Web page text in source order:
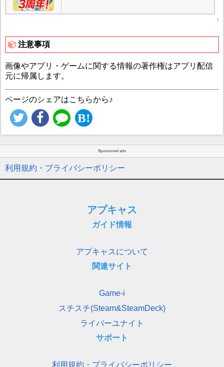
↑
注意事項
画像やアプリ・ゲームに関する情報の著作権はアプリ配信
元に帰属します。
ページのシェアはこちらから♪
Sponsored ads
利用規約・プライバシーポリシー
アプキャス
ガイド情報
アプキャスについて
関連サイト
Game-i
スチスチ(Steam&SteamDeck)
ライバーユナイト
サポート
利用規約・プライバシーポリシー